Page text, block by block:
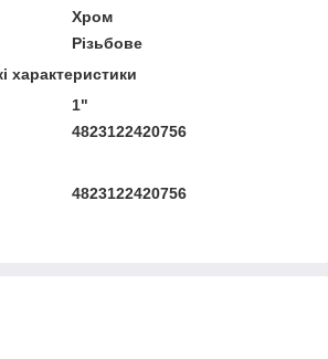
Хром
Різьбове
характеристики
1"
4823122420756
4823122420756